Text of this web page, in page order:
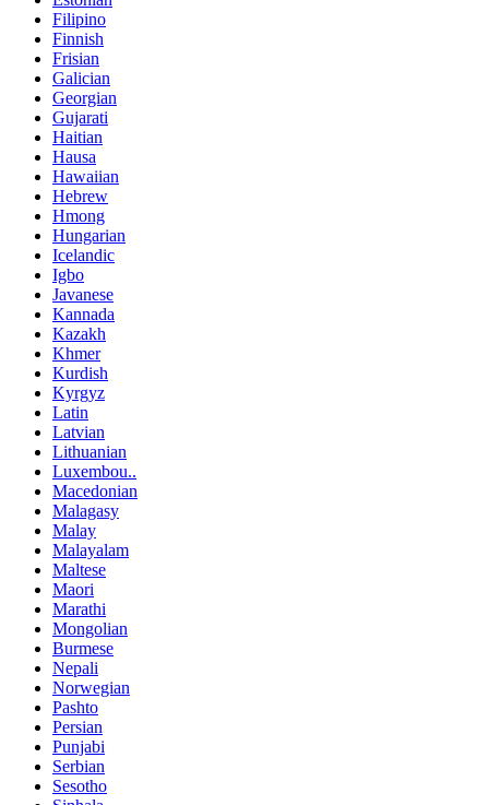
Filipino
Finnish
Frisian
Galician
Georgian
Gujarati
Haitian
Hausa
Hawaiian
Hebrew
Hmong
Hungarian
Icelandic
Igbo
Javanese
Kannada
Kazakh
Khmer
Kurdish
Kyrgyz
Latin
Latvian
Lithuanian
Luxembou..
Macedonian
Malagasy
Malay
Malayalam
Maltese
Maori
Marathi
Mongolian
Burmese
Nepali
Norwegian
Pashto
Persian
Punjabi
Serbian
Sesotho